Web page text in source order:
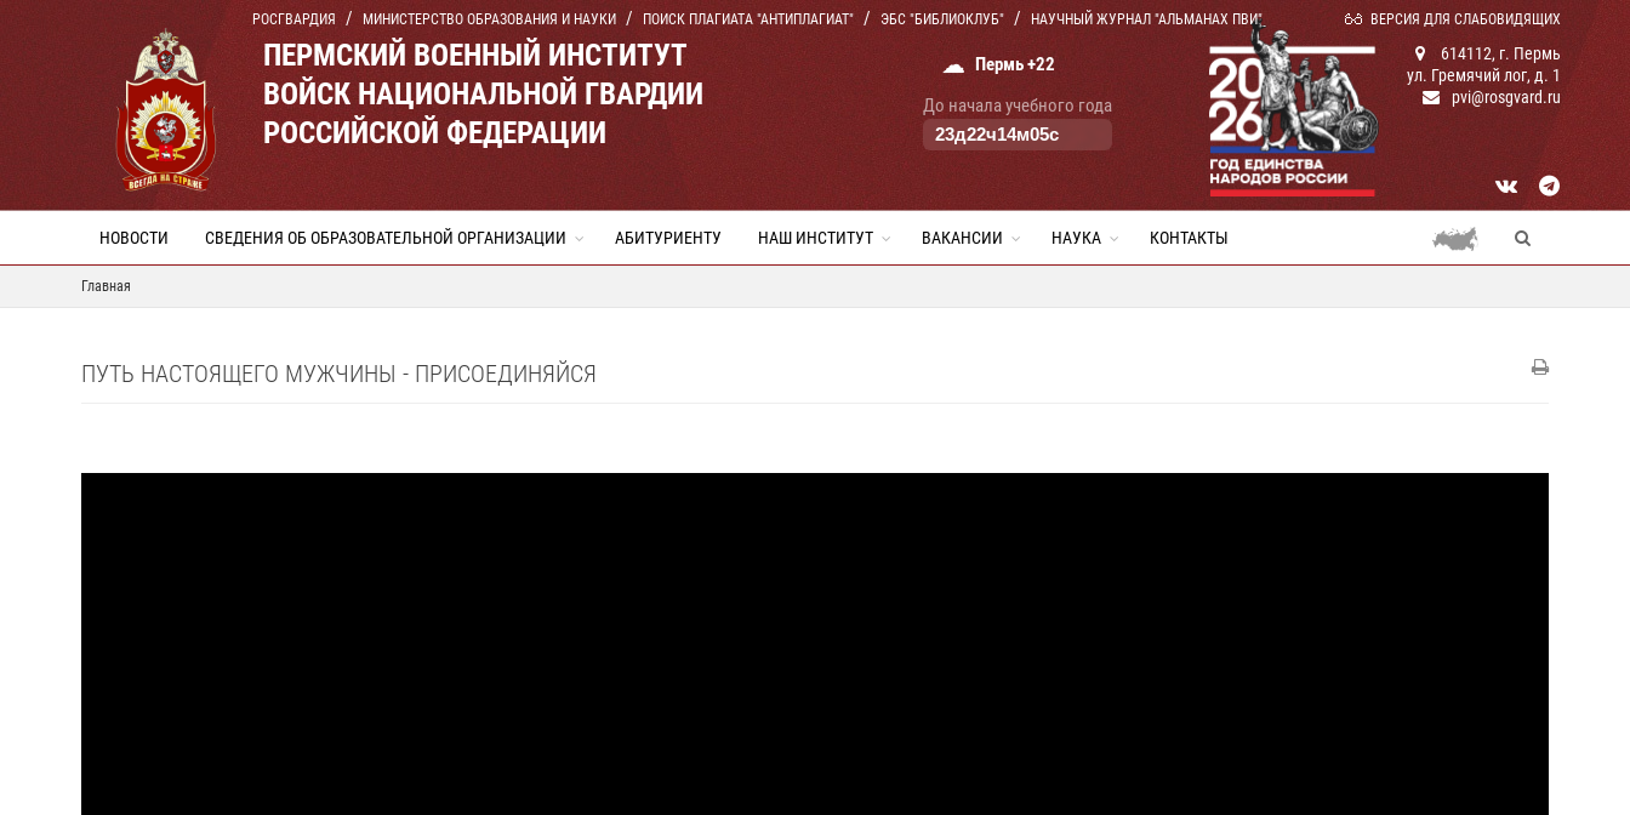
РОСГВАРДИЯ МИНИСТЕРСТВО ОБРАЗОВАНИЯ И НАУКИ ПОИСК ПЛАГИАТА "АНТИПЛАГИАТ" ЭБС "БИБЛИОКЛУБ" НАУЧНЫЙ ЖУРНАЛ "АЛЬМАНАХ ПВИ" ВЕРСИЯ ДЛЯ СЛАБОВИДЯЩИХ
ПЕРМСКИЙ ВОЕННЫЙ ИНСТИТУТ
ВОЙСК НАЦИОНАЛЬНОЙ ГВАРДИИ
РОССИЙСКОЙ ФЕДЕРАЦИИ
☁ Пермь +22
До начала учебного года
23д22ч14м04с
614112, г. Пермь
ул. Гремячий лог, д. 1
pvi@rosgvard.ru
НОВОСТИ СВЕДЕНИЯ ОБ ОБРАЗОВАТЕЛЬНОЙ ОРГАНИЗАЦИИ АБИТУРИЕНТУ НАШ ИНСТИТУТ ВАКАНСИИ НАУКА КОНТАКТЫ
Главная
ПУТЬ НАСТОЯЩЕГО МУЖЧИНЫ - ПРИСОЕДИНЯЙСЯ